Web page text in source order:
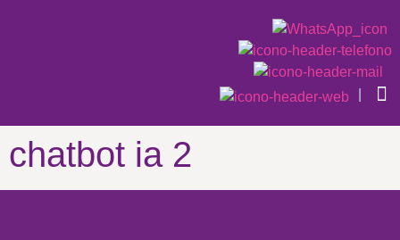
chatbot ia 2